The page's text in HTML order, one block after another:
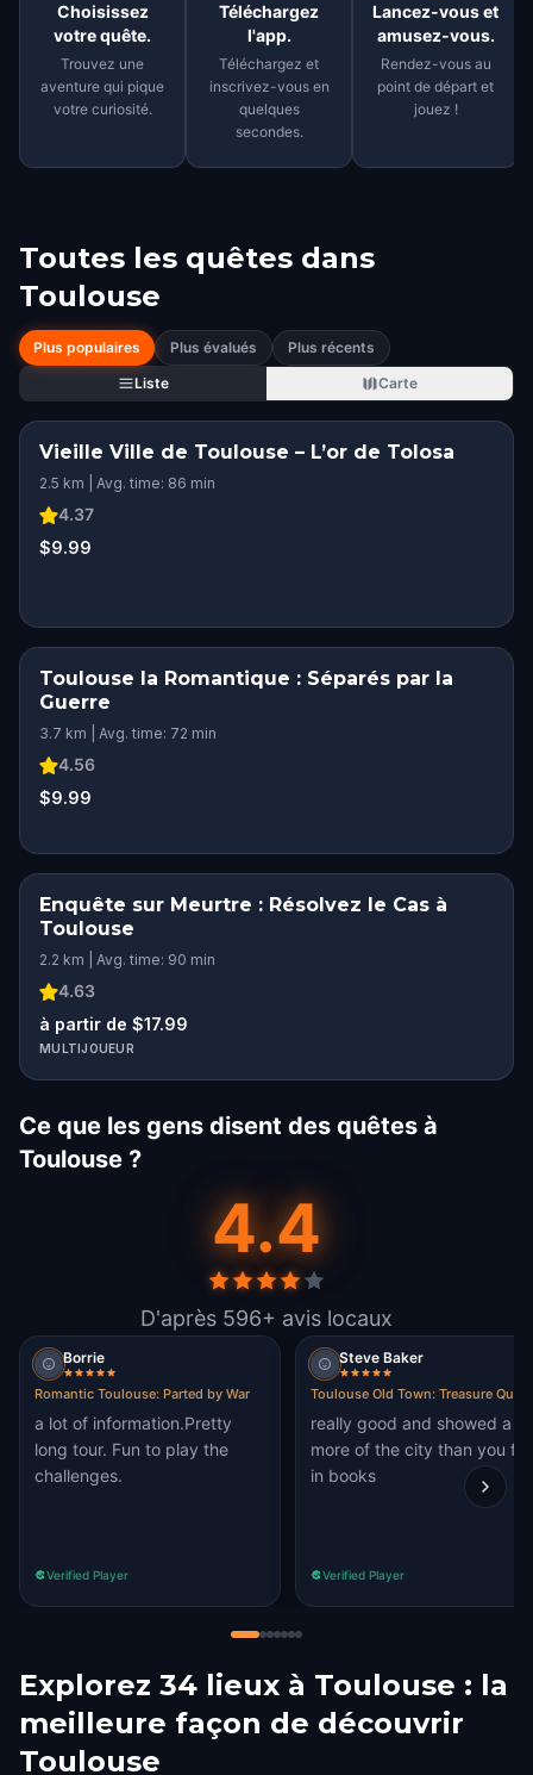
Choisissez
votre quête.
Trouvez une
aventure qui pique
votre curiosité.
Téléchargez
l'app.
Téléchargez et
inscrivez-vous en
quelques
secondes.
Lancez-vous et
amusez-vous.
Rendez-vous au
point de départ et
jouez !
Toutes les quêtes dans
Toulouse
Plus populaires Plus évalués
Plus récents
Liste
Carte
Vieille Ville de Toulouse – L’or de Tolosa
2.5 km | Avg. time: 86 min
4.37
$9.99
Toulouse la Romantique : Séparés par la
Guerre
3.7 km | Avg. time: 72 min
4.56
$9.99
Enquête sur Meurtre : Résolvez le Cas à
Toulouse
2.2 km | Avg. time: 90 min
4.63
à partir de $17.99
MULTIJOUEUR
Ce que les gens disent des quêtes à
Toulouse ?
4.4
D'après 596+ avis locaux
Borrie
Romantic Toulouse: Parted by War
a lot of information.Pretty
long tour. Fun to play the
challenges.
Verified Player
Steve Baker
Toulouse Old Town: Treasure Quest
really good and showed a
more of the city than you
in books
Verified Player
Explorez 34 lieux à Toulouse : la
meilleure façon de découvrir
Toulouse